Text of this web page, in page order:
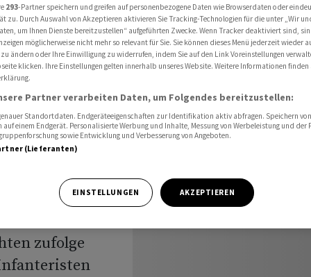
nach Nahost
zufolge
293-Partner speichern und greifen auf personenbezogene Daten wie Browserdaten oder
zu. Durch Auswahl von Akzeptieren aktivieren Sie Tracking-Technologien für die unter „Wir
um Ihnen Dienste bereitzustellen“ aufgeführten Zwecke. Wenn Tracker deaktiviert sind,
möglicherweise nicht mehr so relevant für Sie. Sie können dieses Menü jederzeit wieder
ändern oder Ihre Einwilligung zu widerrufen, indem Sie auf den Link Voreinstellungen
klicken. Ihre Einstellungen gelten innerhalb unseres Website. Weitere Informationen finden
Partner verarbeiten Daten, um Folgendes bereitzustellen:
Standortdaten. Endgeräteeigenschaften zur Identifikation aktiv abfragen. Speichern
einem Endgerät. Personalisierte Werbung und Inhalte, Messung von Werbeleistung und der
sowie Entwicklung und Verbesserung von Angeboten.
(Lieferanten)
EINSTELLUNGEN AKZEPTIEREN